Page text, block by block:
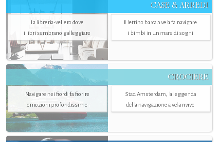
CASE & ARREDI
La libreria-veliero dove
i libri sembrano galleggiare
Il lettino barca a vela fa navigare
i bimbi in un mare di sogni
CROCIERE
Navigare nei fiordi fa fiorire
emozioni profondissime
Stad Amsterdam, la leggenda
della navigazione a vela rivive